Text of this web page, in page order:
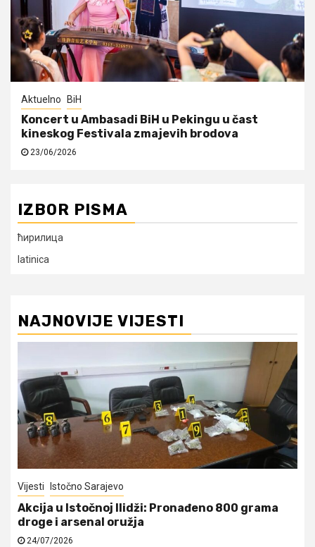
Aktuelno BiH
Koncert u Ambasadi BiH u Pekingu u čast
kineskog Festivala zmajevih brodova
23/06/2026
IZBOR PISMA
ћирилица
latinica
NAJNOVIJE VIJESTI
Vijesti Istočno Sarajevo
Akcija u Istočnoj Ilidži: Pronađeno 800 grama
droge i arsenal oružja
24/07/2026